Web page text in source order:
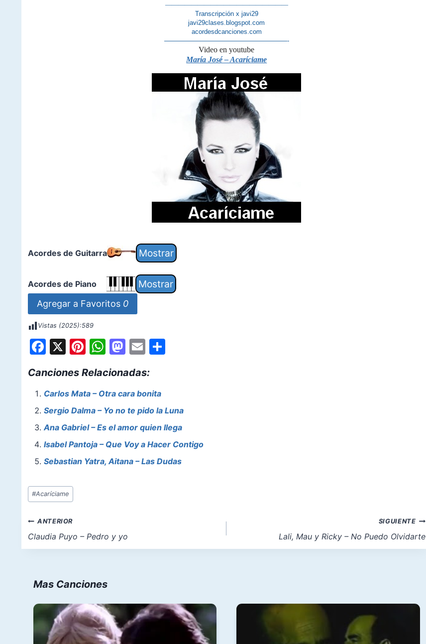
———————————————————
Transcripción x javi29
javi29clases.blogspot.com
acordesdcanciones.com
———————————————————-
Video en youtube
María José – Acaríciame
Acordes de Guitarra
Acordes de Piano
Agregar a Favoritos 0
Vistas (2025):589
F
c
e
b
o
o
k
X Pi
er
e
st
W
at
s
A
p
p
M
st
o
d
o
n
E
ai
l
S
Canciones Relacionadas:
Carlos Mata – Otra cara bonita
Sergio Dalma – Yo no te pido la Luna
Ana Gabriel – Es el amor quien llega
Isabel Pantoja – Que Voy a Hacer Contigo
Sebastian Yatra, Aitana – Las Dudas
Etiquetas
de
entrada:
#Acaríciame
Navegación
de
entradas
ANTERIOR
Claudia Puyo – Pedro y yo
SIGUIENTE
Lali, Mau y Ricky – No Puedo Olvidarte
Mas Canciones